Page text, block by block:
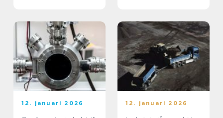
12. januari 2026 12. januari 2026